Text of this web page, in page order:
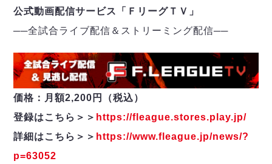
公式動画配信サービス「ＦリーグＴＶ」
──全試合ライブ配信＆ストリーミング配信──
価格：月額2,200円（税込）
登録はこちら＞＞ https://fleague.stores.play.jp/
詳細はこちら＞＞ https://www.fleague.jp/news/?
p=63052